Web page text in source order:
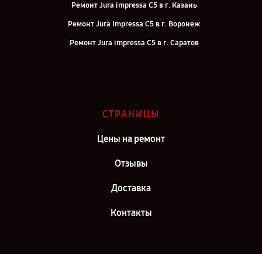
Ремонт Jura impressa С5 в г. Казань
Ремонт Jura impressa С5 в г. Воронеж
Ремонт Jura impressa С5 в г. Саратов
Ремонт Jura impressa С5 в г. Санкт-Петербург
СТРАНИЦЫ
Цены на ремонт
Отзывы
Доставка
Контакты